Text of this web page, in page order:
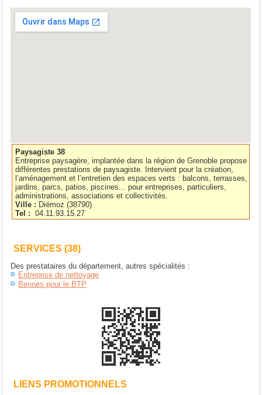
Paysagiste 38
Entreprise paysagère, implantée dans la région de Grenoble propose
différentes prestations de paysagiste. Intervient pour la création,
l’aménagement et l’entretien des espaces verts : balcons, terrasses,
jardins, parcs, patios, piscines... pour entreprises, particuliers,
administrations, associations et collectivités.
Ville : Diémoz(38790)
Tel :
04.11.93.15.27
SERVICES (38)
Des prestataires du département, autres spécialités :
Entreprise de nettoyage
Bennes pour le BTP
LIENS PROMOTIONNELS